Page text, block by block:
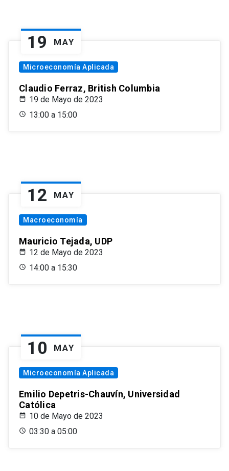
19 MAY
Microeconomía Aplicada
Claudio Ferraz, British Columbia
19 de Mayo de 2023
13:00 a 15:00
12 MAY
Macroeconomía
Mauricio Tejada, UDP
12 de Mayo de 2023
14:00 a 15:30
10 MAY
Microeconomía Aplicada
Emilio Depetris-Chauvín, Universidad
Católica
10 de Mayo de 2023
03:30 a 05:00